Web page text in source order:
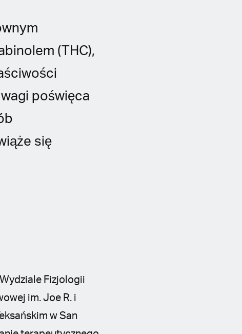
(THC),
poświęca
się
Fizjologii
im. Joe R. i
w San